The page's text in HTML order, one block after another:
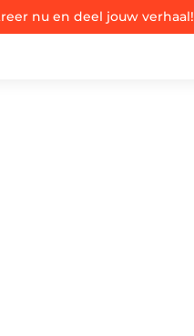
nu en deel jouw verhaal!